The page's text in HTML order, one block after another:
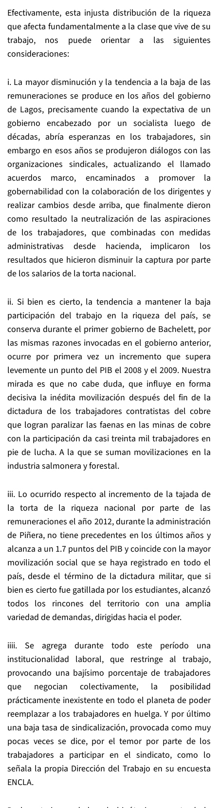
Efectivamente, esta injusta distribución de la riqueza
que afecta fundamentalmente a la clase que vive de su
trabajo, nos puede orientar a las siguientes
consideraciones:
i. La mayor disminución y la tendencia a la baja de las
remuneraciones se produce en los años del gobierno
de Lagos, precisamente cuando la expectativa de un
gobierno encabezado por un socialista luego de
décadas, abría esperanzas en los trabajadores, sin
embargo en esos años se produjeron diálogos con las
organizaciones sindicales, actualizando el llamado
acuerdos marco, encaminados a promover la
gobernabilidad con la colaboración de los dirigentes y
realizar cambios desde arriba, que finalmente dieron
como resultado la neutralización de las aspiraciones
de los trabajadores, que combinadas con medidas
administrativas desde hacienda, implicaron los
resultados que hicieron disminuir la captura por parte
de los salarios de la torta nacional.
ii. Si bien es cierto, la tendencia a mantener la baja
participación del trabajo en la riqueza del país, se
conserva durante el primer gobierno de Bachelett, por
las mismas razones invocadas en el gobierno anterior,
ocurre por primera vez un incremento que supera
levemente un punto del PIB el 2008 y el 2009. Nuestra
mirada es que no cabe duda, que influye en forma
decisiva la inédita movilización después del fin de la
dictadura de los trabajadores contratistas del cobre
que logran paralizar las faenas en las minas de cobre
con la participación da casi treinta mil trabajadores en
pie de lucha. A la que se suman movilizaciones en la
industria salmonera y forestal.
iii. Lo ocurrido respecto al incremento de la tajada de
la torta de la riqueza nacional por parte de las
remuneraciones el año 2012, durante la administración
de Piñera, no tiene precedentes en los últimos años y
alcanza a un 1.7 puntos del PIB y coincide con la mayor
movilización social que se haya registrado en todo el
país, desde el término de la dictadura militar, que si
bien es cierto fue gatillada por los estudiantes, alcanzó
todos los rincones del territorio con una amplia
variedad de demandas, dirigidas hacia el poder.
iiii. Se agrega durante todo este período una
institucionalidad laboral, que restringe al trabajo,
provocando una bajísimo porcentaje de trabajadores
que negocian colectivamente, la posibilidad
prácticamente inexistente en todo el planeta de poder
reemplazar a los trabajadores en huelga. Y por último
una baja tasa de sindicalización, provocada como muy
pocas veces se dice, por el temor por parte de los
trabajadores a participar en el sindicato, como lo
señala la propia Dirección del Trabajo en su encuesta
ENCLA.